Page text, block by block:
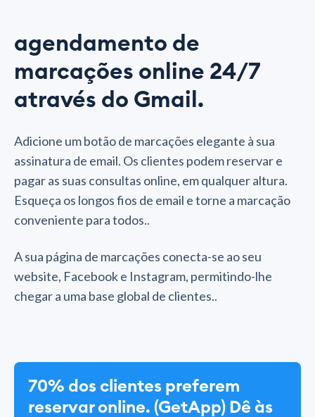
agendamento de
marcações online 24/7
através do Gmail.
Adicione um botão de marcações elegante à sua
assinatura de email. Os clientes podem reservar e
pagar as suas consultas online, em qualquer altura.
Esqueça os longos fios de email e torne a marcação
conveniente para todos..
A sua página de marcações conecta-se ao seu
website, Facebook e Instagram, permitindo-lhe
chegar a uma base global de clientes..
70% dos clientes preferem
reservar online. (GetApp) Dê às